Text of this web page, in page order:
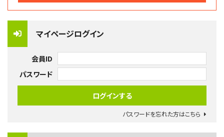
マイページログイン
会員ID
パスワード
パスワードを忘れた方はこちら